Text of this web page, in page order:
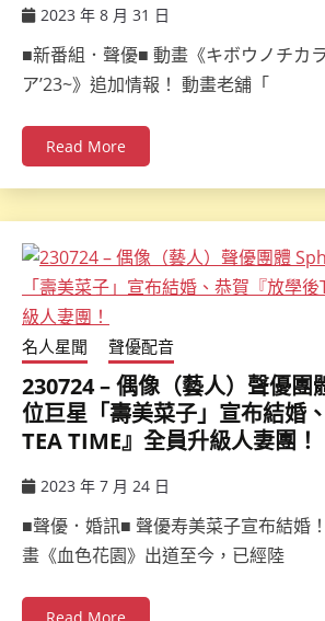
2023 年 8 月 31 日
■新番組．聲優■ 動畫《キボウノチカ
ア’23~》追加情報！ 動畫老舖「
Read More
名人星聞 聲優配音
230724 – 偶像（藝人）聲優
位巨星「壽美菜子」宣布結婚
TEA TIME』全員升級人妻團！
2023 年 7 月 24 日
■聲優．婚訊■ 聲優寿美菜子宣布結婚
畫《血色花園》出道至今，已經陸